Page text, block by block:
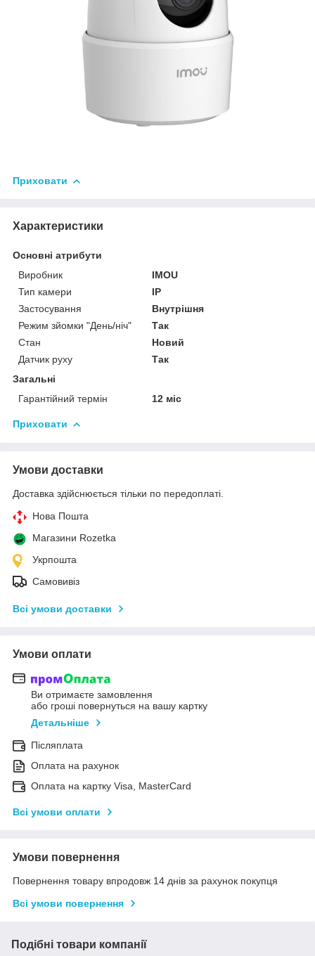
Приховати
Характеристики
Основні атрибути
Виробник
IMOU
Тип камери
IP
Застосування
Внутрішня
Режим зйомки "День/ніч"
Так
Стан
Новий
Датчик руху
Так
Загальні
Гарантійний термін
12 міс
Приховати
Умови доставки
Доставка здійснюється тільки по передоплаті.
Нова Пошта
Магазини Rozetka
Укрпошта
Самовивіз
Всі умови доставки
Умови оплати
Ви отримаєте замовлення
або гроші повернуться на вашу картку
Детальніше
Післяплата
Оплата на рахунок
Оплата на картку Visa, MasterCard
Всі умови оплати
Умови повернення
Повернення товару впродовж 14 днів за рахунок покупця
Всі умови повернення
Подібні товари компанії